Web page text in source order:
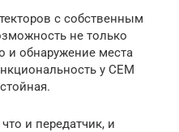
с собственным
не только
и обнаружение места
у CEM
и передатчик, и